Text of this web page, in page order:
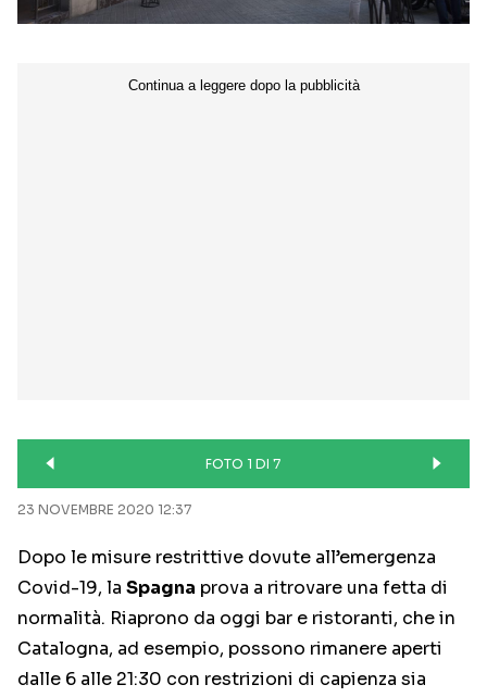
FOTO 1 DI 7
23 NOVEMBRE 2020 12:37
Dopo le misure restrittive dovute all’emergenza
Covid-19, la Spagna prova a ritrovare una fetta di
normalità. Riaprono da oggi bar e ristoranti, che in
Catalogna, ad esempio, possono rimanere aperti
dalle 6 alle 21:30 con restrizioni di capienza sia